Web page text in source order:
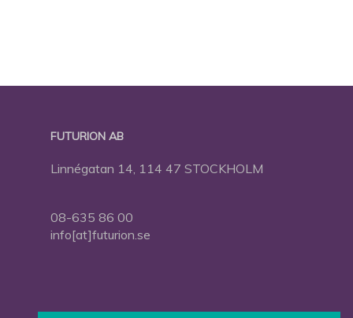
FUTURION AB
Linnégatan 14, 114 47 STOCKHOLM
08-635 86 00
info[at]futurion.se